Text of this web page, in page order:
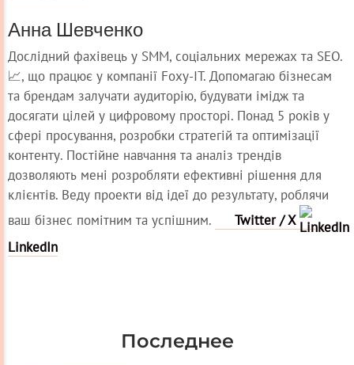
Анна Шевченко
Дослідний фахівець у SMM, соціальних мережах та SEO.
📈, що працює у компанії Foxy-IT. Допомагаю бізнесам
та брендам залучати аудиторію, будувати імідж та
досягати цілей у цифровому просторі. Понад 5 років у
сфері просування, розробки стратегій та оптимізації
контенту. Постійне навчання та аналіз трендів
дозволяють мені розробляти ефективні рішення для
клієнтів. Веду проекти від ідеї до результату, роблячи
ваш бізнес помітним та успішним.
Twitter / X
LinkedIn
Последнее